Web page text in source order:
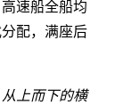
速船全船均
配，满座后
上而下的横